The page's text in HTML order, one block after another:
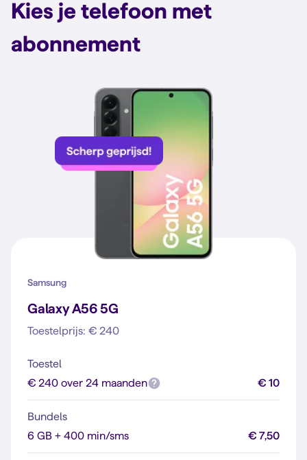
Kies je telefoon met
abonnement
Samsung
Galaxy A56 5G
Toestelprijs: € 240
Toestel
€ 240 over 24 maanden
€ 10
Bundels
6 GB + 400 min/sms
€ 7,50